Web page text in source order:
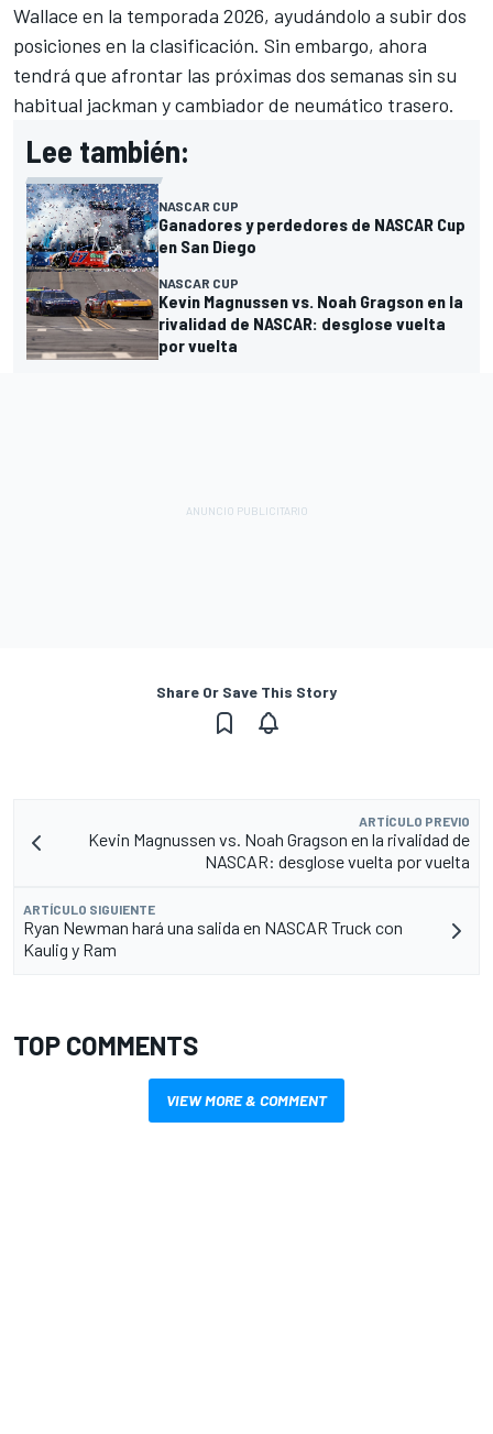
Wallace en la temporada 2026, ayudándolo a subir dos
posiciones en la clasificación. Sin embargo, ahora
tendrá que afrontar las próximas dos semanas sin su
habitual jackman y cambiador de neumático trasero.
Lee también:
NASCAR CUP
Ganadores y perdedores de NASCAR Cup
en San Diego
NASCAR CUP
Kevin Magnussen vs. Noah Gragson en la
rivalidad de NASCAR: desglose vuelta
por vuelta
Share Or Save This Story
ARTÍCULO PREVIO
Kevin Magnussen vs. Noah Gragson en la rivalidad de
NASCAR: desglose vuelta por vuelta
ARTÍCULO SIGUIENTE
Ryan Newman hará una salida en NASCAR Truck con
Kaulig y Ram
TOP COMMENTS
VIEW MORE & COMMENT